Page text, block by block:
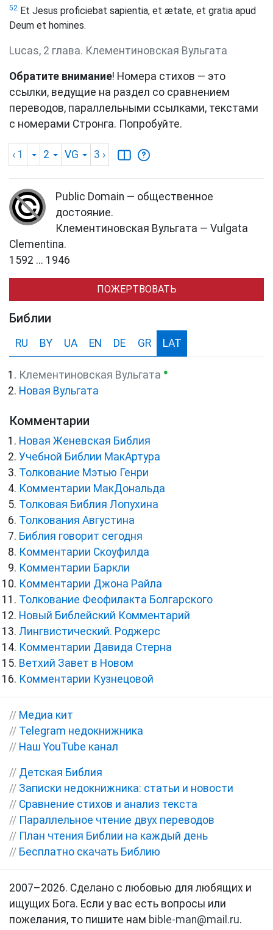
52 Et Jesus proficiebat sapientia, et ætate, et gratia apud
Deum et homines.
Lucas, 2 глава. Клементиновская Вульгата
Обратите внимание! Номера стихов — это
ссылки, ведущие на раздел со сравнением
переводов, параллельными ссылками, текстами
с номерами Стронга. Попробуйте.
‹ 1 2 VG 3 ›
Public Domain — общественное
достояние.
Клементиновская Вульгата — Vulgata
Clementina.
1592 ... 1946
ПОЖЕРТВОВАТЬ
Библии
RU BY UA EN DE GR LAT
Клементиновская Вульгата ●
Новая Вульгата
Комментарии
Новая Женевская Библия
Учебной Библии МакАртура
Толкование Мэтью Генри
Комментарии МакДональда
Толковая Библия Лопухина
Толкования Августина
Библия говорит сегодня
Комментарии Скоуфилда
Комментарии Баркли
Комментарии Джона Райла
Толкование Феофилакта Болгарского
Новый Библейский Комментарий
Лингвистический. Роджерс
Комментарии Давида Стерна
Ветхий Завет в Новом
Комментарии Кузнецовой
// Медиа кит
// Telegram недокнижника
// Наш YouTube канал
// Детская Библия
// Записки недокнижника: статьи и новости
// Сравнение стихов и анализ текста
// Параллельное чтение двух переводов
// План чтения Библии на каждый день
// Бесплатно скачать Библию
2007–2026. Сделано с любовью для любящих и
ищущих Бога. Если у вас есть вопросы или
пожелания, то пишите нам bible-man@mail.ru.